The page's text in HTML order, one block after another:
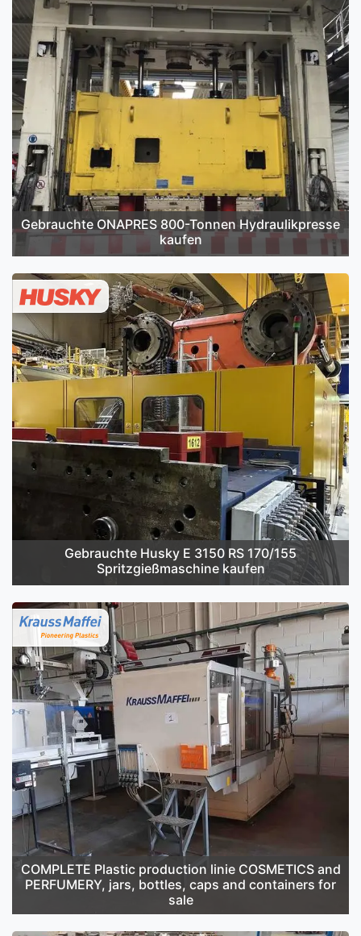
Gebrauchte ONAPRES 800-Tonnen Hydraulikpresse
kaufen
Gebrauchte Husky E 3150 RS 170/155
Spritzgießmaschine kaufen
COMPLETE Plastic production linie COSMETICS and
PERFUMERY, jars, bottles, caps and containers for
sale